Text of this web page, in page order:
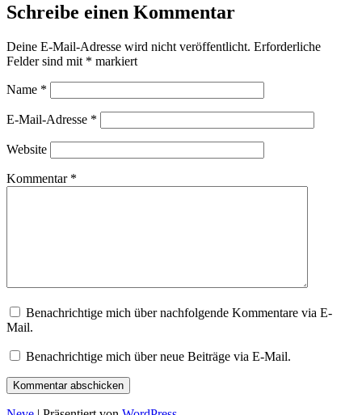
Schreibe einen Kommentar
Deine E-Mail-Adresse wird nicht veröffentlicht. Erforderliche
Felder sind mit * markiert
Name *
E-Mail-Adresse *
Website
Kommentar *
Benachrichtige mich über nachfolgende Kommentare via E-
Mail.
Benachrichtige mich über neue Beiträge via E-Mail.